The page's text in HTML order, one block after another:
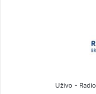
Uživo -